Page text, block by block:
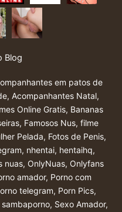
Blog
em patos de
, Acompanhantes Natal,
Online Gratis, Bananas
, Famosos Nus, filme
Pelada, Fotos de Penis,
, nhentai, hentaihq,
nuas, OnlyNuas, Onlyfans
amador, Porno com
telegram, Porn Pics,
sambaporno, Sexo Amador,